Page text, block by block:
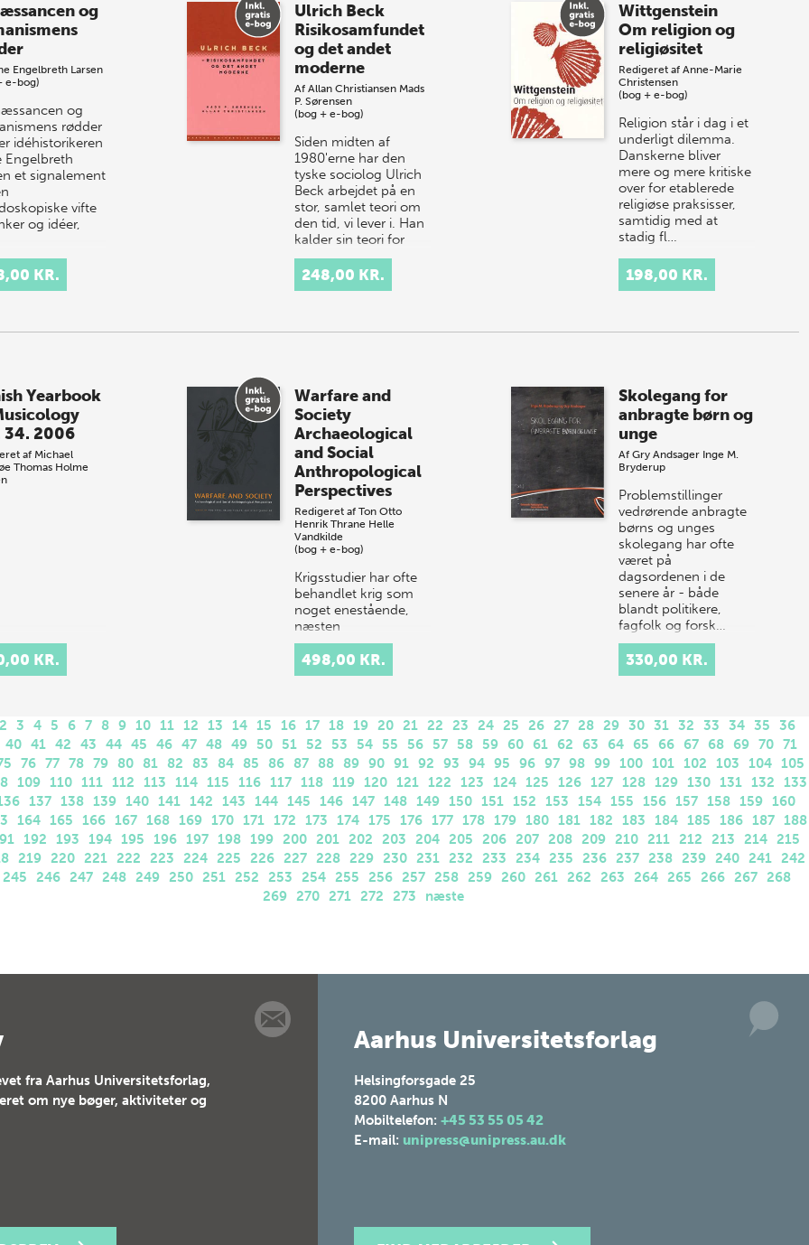
og
Engelbreth Larsen
e-bog)
og
rødder
idéhistorikeren
Engelbreth
et signalement
vifte
og idéer,
KR.
Ulrich Beck
Risikosamfundet
og det andet
moderne
Af Allan Christiansen Mads
P. Sørensen
(bog + e-bog)
Siden midten af
1980'erne har den
tyske sociolog Ulrich
Beck arbejdet på en
stor, samlet teori om
den tid, vi lever i. Han
kalder sin teori for
teorie…
248,00 KR.
Wittgenstein
Om religion og
religiøsitet
Redigeret afAnne-Marie
Christensen
(bog + e-bog)
Religion står i dag i et
underligt dilemma.
Danskerne bliver
mere og mere kritiske
over for etablerede
religiøse praksisser,
samtidig med at
stadig fl…
198,00 KR.
Yearbook
34. 2006
af Michael
Thomas Holme
KR.
Warfare and
Society
Archaeological
and Social
Anthropological
Perspectives
Redigeret af Ton Otto
Henrik Thrane Helle
Vandkilde
(bog + e-bog)
Krigsstudier har ofte
behandlet krig som
noget enestående,
næsten
personificeret.
Forfatterne til de 28
bidrag til denne bog
498,00 KR.
Skolegang for
anbragte børn og
unge
AfGry Andsager Inge M.
Bryderup
Problemstillinger
vedrørende anbragte
børns og unges
skolegang har ofte
været på
dagsordenen i de
senere år - både
blandt politikere,
fagfolk og forsk…
330,00 KR.
2 3 4 5 6 7 8 9 10 11 12 13 14 15 16 17 18 19 20 21 22 23 24 25 26 27 28 29 30 31 32 33 34 35
36
40 41 42 43 44 45 46 47 48 49 50 51 52 53 54 55 56 57 58 59 60 61 62 63 64 65 66 67 68 69 70 71
76 77 78 79 80 81 82 83 84 85 86 87 88 89 90 91 92 93 94 95 96 97 98 99 100 101 102 103 104 105
109 110 111 112 113 114 115 116 117 118 119 120 121 122 123 124 125 126 127 128 129 130 131 132
133
137 138 139 140 141 142 143 144 145 146 147 148 149 150 151 152 153 154 155 156 157 158 159 160
164 165 166 167 168 169 170 171 172 173 174 175 176 177 178 179 180 181 182 183 184 185 186 187 188
192 193 194 195 196 197 198 199 200 201 202 203 204 205 206 207 208 209 210 211 212 213 214 215
219 220 221 222 223 224 225 226 227 228 229 230 231 232 233 234 235 236 237 238 239 240 241 242
245 246 247 248 249 250 251 252 253 254 255 256 257 258 259 260 261 262 263 264 265 266 267 268
269 270 271 272 273 næste
fra Aarhus Universitetsforlag,
om nye bøger, aktiviteter og
Aarhus Universitetsforlag
Helsingforsgade 25
8200 Aarhus N
Mobiltelefon: +45 53 55 05 42
E-mail: unipress@unipress.au.dk